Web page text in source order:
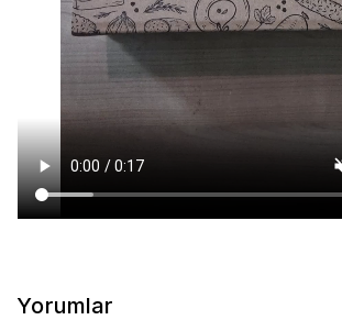
Yorumlar